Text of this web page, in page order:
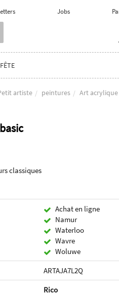
Jobs
artiste peintures Art acrylique
classiques
Achat en ligne
Namur
Waterloo
Wavre
Woluwe
ARTAJA7L2Q
Rico